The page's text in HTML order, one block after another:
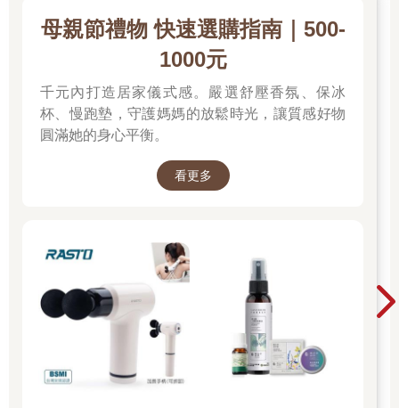
母親節禮物 快速選購指南｜500-
1000元
千元內打造居家儀式感。嚴選舒壓香氛、保冰
杯、慢跑墊，守護媽媽的放鬆時光，讓質感好物
圓滿她的身心平衡。
看更多